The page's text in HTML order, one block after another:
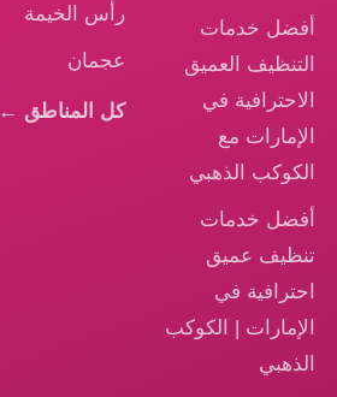
أفضل خدمات
التنظيف العميق
الاحترافية في
الإمارات مع
الكوكب الذهبي
أفضل خدمات
تنظيف عميق
احترافية في
الإمارات | الكوكب
الذهبي
رأس الخيمة
عجمان
كل المناطق ←